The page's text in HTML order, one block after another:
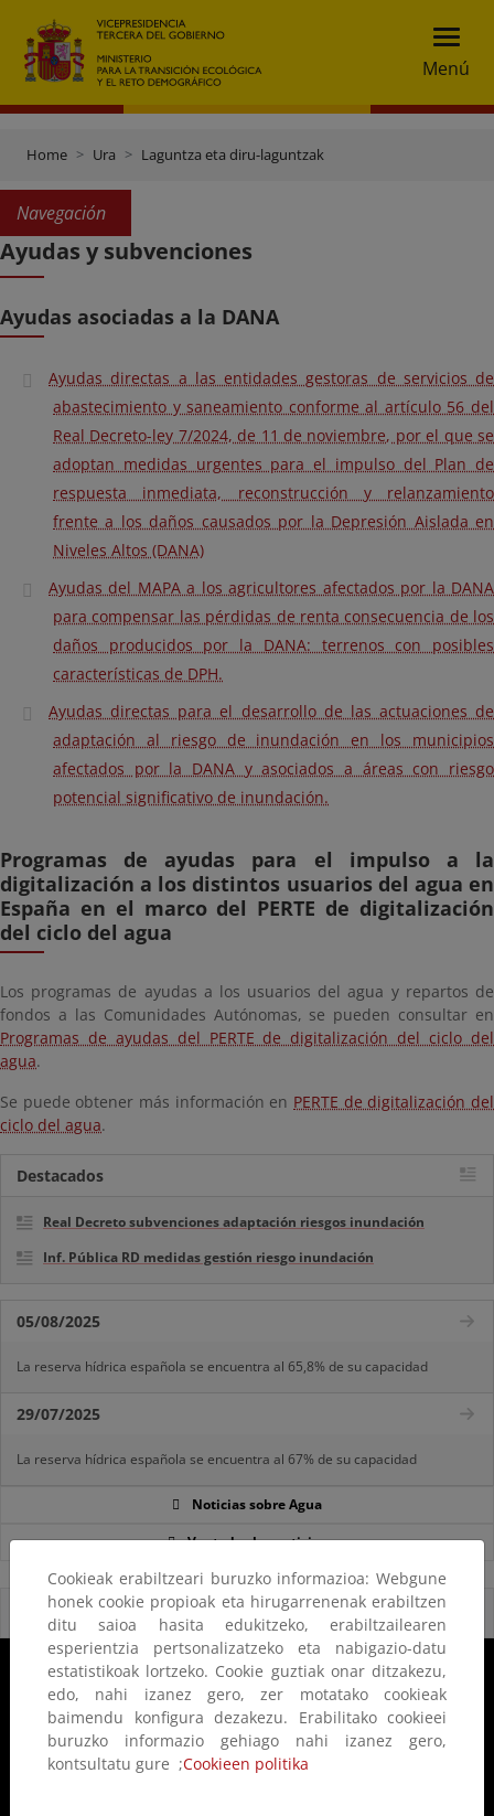
Menú
Home Ura Laguntza eta diru-laguntzak
Navegación
Ayudas y subvenciones
Ayudas asociadas a la DANA
Ayudas directas a las entidades gestoras de servicios de
abastecimiento y saneamiento conforme al artículo 56 del
Real Decreto-ley 7/2024, de 11 de noviembre, por el que se
adoptan medidas urgentes para el impulso del Plan de
respuesta inmediata, reconstrucción y relanzamiento
frente a los daños causados por la Depresión Aislada en
Niveles Altos (DANA)
Ayudas del MAPA a los agricultores afectados por la DANA
para compensar las pérdidas de renta consecuencia de los
daños producidos por la DANA: terrenos con posibles
características de DPH.
Ayudas directas para el desarrollo de las actuaciones de
adaptación al riesgo de inundación en los municipios
afectados por la DANA y asociados a áreas con riesgo
potencial significativo de inundación.
Programas de ayudas para el impulso a la
digitalización a los distintos usuarios del agua en
España en el marco del PERTE de digitalización
del ciclo del agua
Los programas de ayudas a los usuarios del agua y repartos de
fondos a las Comunidades Autónomas, se pueden consultar en
Programas de ayudas del PERTE de digitalización del ciclo del
agua.
Se puede obtener más información en PERTE de digitalización del
ciclo del agua.
Destacados
Real Decreto subvenciones adaptación riesgos inundación
Inf. Pública RD medidas gestión riesgo inundación
05/08/2025
La reserva hídrica española se encuentra al 65,8% de su capacidad
29/07/2025
La reserva hídrica española se encuentra al 67% de su capacidad
Noticias sobre Agua
Ver todas las noticias
Reservas Naturales Fluviales 2020
Cookieak erabiltzeari buruzko informazioa: Webgune
honek cookie propioak eta hirugarrenenak erabiltzen
ditu saioa hasita edukitzeko, erabiltzailearen
esperientzia pertsonalizatzeko eta nabigazio-datu
estatistikoak lortzeko. Cookie guztiak onar ditzakezu,
edo, nahi izanez gero, zer motatako cookieak
baimendu konfigura dezakezu. Erabilitako cookieei
buruzko informazio gehiago nahi izanez gero,
kontsultatu gure ;Cookieen politika